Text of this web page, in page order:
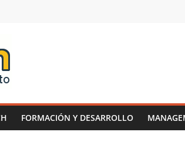
FORMACIÓN Y DESARROLLO